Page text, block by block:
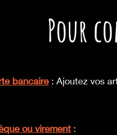
Pour
bancaire : Ajoutez vos
ou virement :